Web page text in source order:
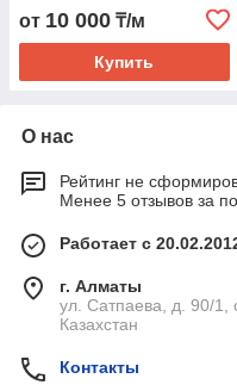
от 10 000 ₸/м
Купить
О нас
Рейтинг не
Менее 5 отзывов за
Работает с
г. Алматы
ул. Сатпаева, д. 90/
Казахстан
Контакты